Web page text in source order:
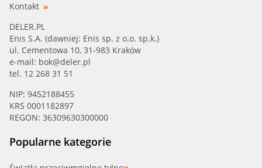
Kontakt
DELER.PL
Enis S.A. (dawniej: Enis sp. z o.o. sp.k.)
ul. Cementowa 10, 31-983 Kraków
e-mail: bok@deler.pl
tel. 12 268 31 51
NIP: 9452188455
KRS 0001182897
REGON: 36309630300000
Popularne kategorie